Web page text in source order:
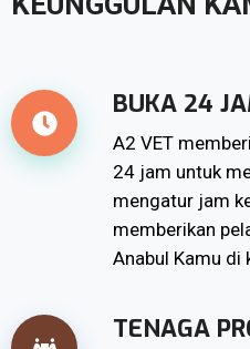
BUKA 24
A2 VET
24 jam untuk
mengatur jam
memberikan
Anabul Kamu
TENAGA